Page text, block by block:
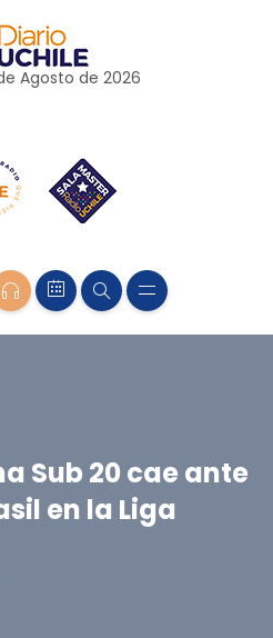
Agosto de 2026
Sub 20 cae ante
en la Liga